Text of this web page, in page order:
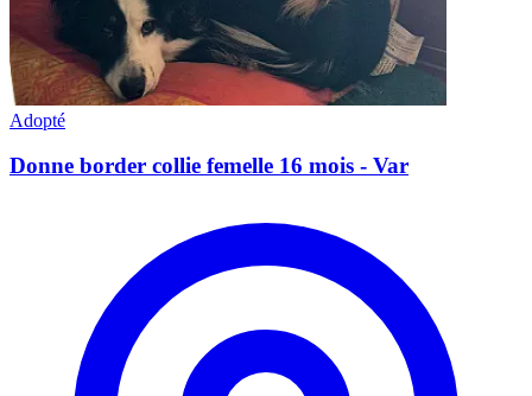
Adopté
Donne border collie femelle 16 mois - Var